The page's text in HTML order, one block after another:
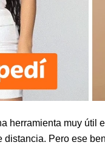
herramienta muy
distancia. Pero ese